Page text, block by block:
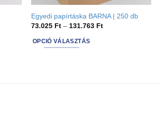
Egyedi papírtáska BARNA | 250 db
73.025 Ft – 131.763 FtÁrtartomány:
OPCIÓ VÁLASZTÁS